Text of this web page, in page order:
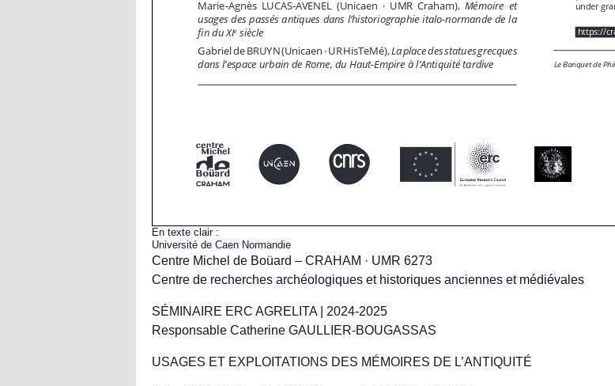
En texte clair :
Université de Caen Normandie
Centre Michel de Boüard – CRAHAM · UMR 6273
Centre de recherches archéologiques et historiques anciennes et médiévales
SÉMINAIRE ERC AGRELITA | 2024-2025
Responsable Catherine GAULLIER-BOUGASSAS
USAGES ET EXPLOITATIONS DES MÉMOIRES DE L’ANTIQUITÉ